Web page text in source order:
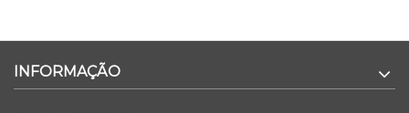
INFORMAÇÃO